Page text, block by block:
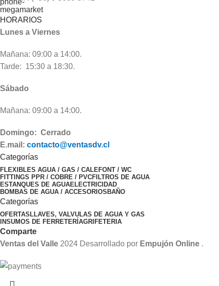
HORARIOS
Lunes a Viernes
Mañana: 09:00 a 14:00.
Tarde: 15:30 a 18:30.
Sábado
Mañana: 09:00 a 14:00.
Domingo: Cerrado
E.mail: contacto@ventasdv.cl
Categorías
FLEXIBLES AGUA / GAS / CALEFONT / WC
FITTINGS PPR / COBRE / PVCFILTROS DE AGUA
ESTANQUES DE AGUAELECTRICIDAD
BOMBAS DE AGUA / ACCESORIOSBAÑO
Categorías
OFERTASLLAVES, VALVULAS DE AGUA Y GAS
INSUMOS DE FERRETERÍAGRIFETERIA
Comparte
Ventas del Valle 2024 Desarrollado por Empujón Online .